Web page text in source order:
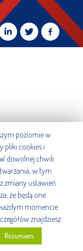
poziomie w
pliki cookies i
dowolnej chwili
w tym
zmiany ustawień
że będą one
momencie
znajdziesz
Rozumiem